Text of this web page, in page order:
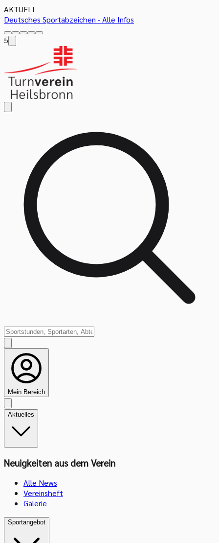
AKTUELL
Deutsches Sportabzeichen - Alle Infos
5
Mein Bereich
Aktuelles
Neuigkeiten aus dem Verein
Alle News
Vereinsheft
Galerie
Sportangebot